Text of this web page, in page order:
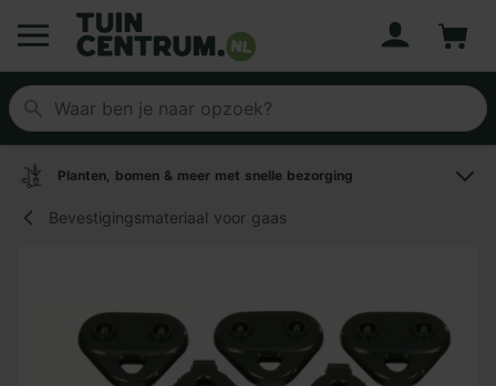
Logo Tuincentrum.nl
Planten, bomen & meer met snelle bezorging
Bevestigingsmateriaal voor gaas